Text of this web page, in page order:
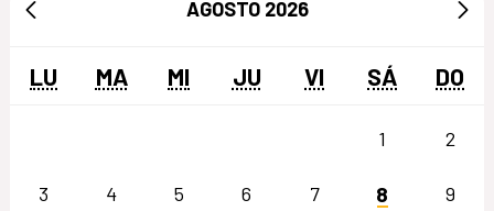
AGOSTO 2026
LU MA MI JU VI SÁ DO
1 2
3 4 5 6 7 8 9